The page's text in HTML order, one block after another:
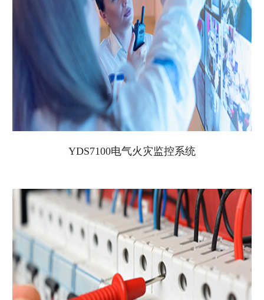
YDS7100电气火灾监控系统